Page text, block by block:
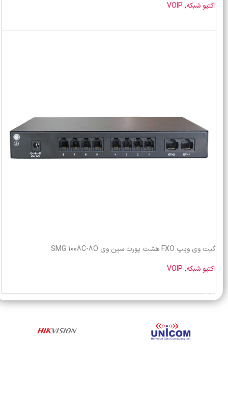
اکتیو شبکه,
VOIP
گیت وی ویپ FXO هشت پورت سین وی SMG 1008C-8O
اکتیو شبکه,
VOIP